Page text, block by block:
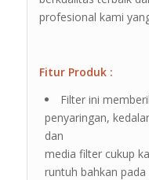
profesional kami
Fitur Produk :
Filter ini
penyaringan,
dan
media filter cukup
runtuh bahkan